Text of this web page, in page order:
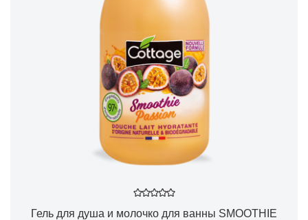
Гель для душа и молочко для ванны SMOOTHIE